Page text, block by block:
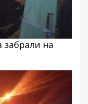
забрали на